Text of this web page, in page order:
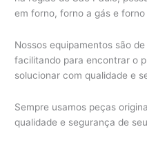
em forno, forno a gás e
Nossos equipamentos são
facilitando para encontrar o
solucionar com qualidade e
Sempre usamos peças
qualidade e segurança de